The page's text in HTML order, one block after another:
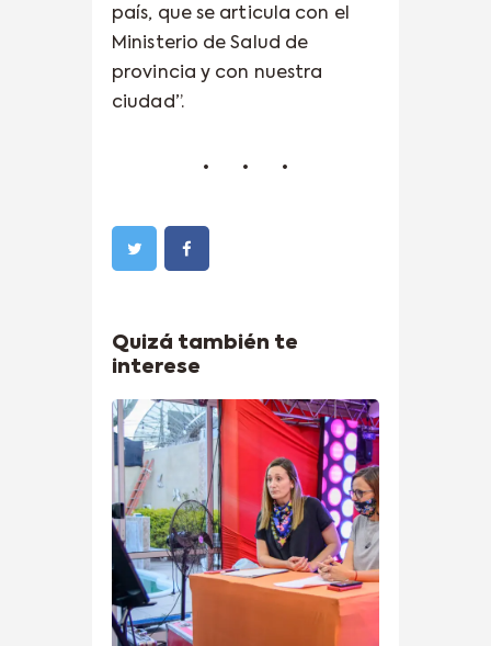
país, que se articula con el
Ministerio de Salud de
provincia y con nuestra
ciudad”.
Quizá también te
interese